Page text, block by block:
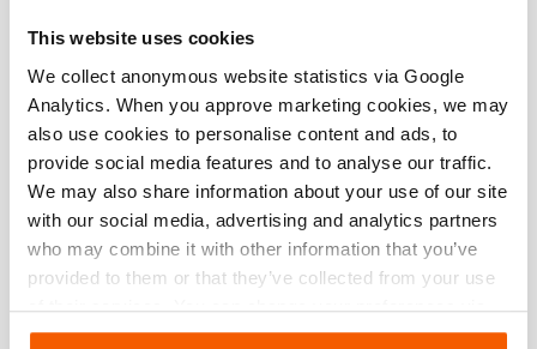
This website uses cookies
We collect anonymous website statistics via Google
Analytics. When you approve marketing cookies, we may
also use cookies to personalise content and ads, to
provide social media features and to analyse our traffic.
We may also share information about your use of our site
with our social media, advertising and analytics partners
who may combine it with other information that you’ve
provided to them or that they’ve collected from your use
of their services. You can change your preferences via
Settings. See ourcookiestatement.
modelo TST 1990-3090
Dimensiones, peso y temperatura
Dimensiones Dibujo técnico